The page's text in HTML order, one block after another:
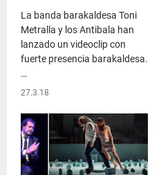
La banda barakaldesa Toni
Metralla y los Antibala han
lanzado un videoclip con
fuerte presencia barakaldesa.
…
27.3.18